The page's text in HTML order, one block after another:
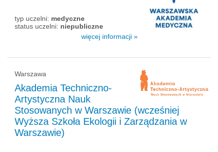
typ uczelni: medyczne
status uczelni: niepubliczne
więcej informacji »
Warszawa
Akademia Techniczno-
Artystyczna Nauk
Stosowanych w Warszawie (wcześniej
Wyższa Szkoła Ekologii i Zarządzania w
Warszawie)